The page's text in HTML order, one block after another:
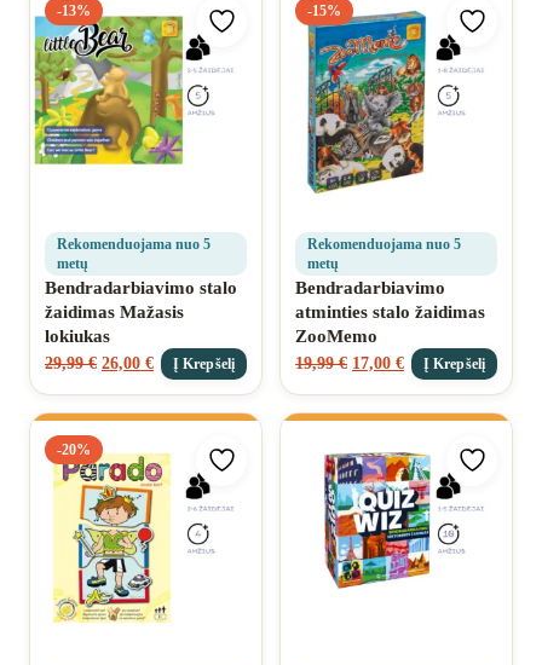
-13%
Pridėti prie mėgstamiausių
Rekomenduojama nuo 5
metų
Bendradarbiavimo stalo
žaidimas Mažasis
lokiukas
29,99€ 26,00 € Į Krepšelį
-15%
Pridėti
Rekomenduojama nuo 5
metų
Bendradarbiavimo
atminties stalo žaidimas
ZooMemo
19,99€ 17,00 € Į Krepšelį
-20%
Pridėti prie mėgstamiausių Pridėti